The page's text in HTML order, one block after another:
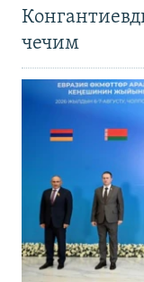
чечим